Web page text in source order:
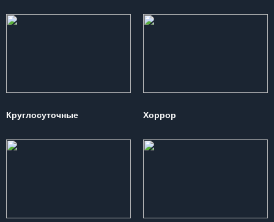
Круглосуточные Хоррор